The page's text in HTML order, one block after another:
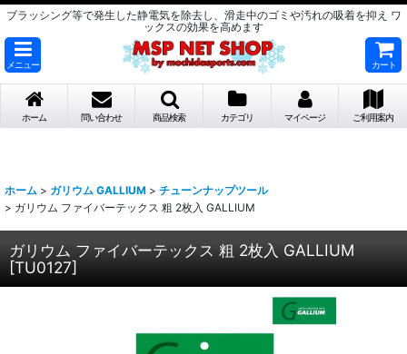
ブラッシング等で発生した静電気を除去し、滑走中のゴミや汚れの吸着を抑え ワ
ックスの効果を高めます
メニュー カート
ホーム 問い合わせ 商品検索 カテゴリ マイページ ご利用案内
ホーム > ガリウム GALLIUM > チューンナップツール
> ガリウム ファイバーテックス 粗 2枚入 GALLIUM
ガリウム ファイバーテックス 粗 2枚入 GALLIUM
[TU0127]